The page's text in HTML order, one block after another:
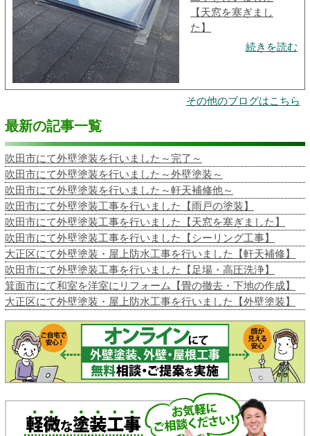
【天窓を塞ぎまし
た】
続きを読む
その他のブログはこちら
最新の記事一覧
吹田市にて外壁塗装を行いました～完了～
吹田市にて外壁塗装を行いました～外壁塗装～
吹田市にて外壁塗装を行いました～軒天補修他～
吹田市にて外壁塗装工事を行いました【雨戸の塗装】
吹田市にて外壁塗装工事を行いました【天窓を塞ぎました】
吹田市にて外壁塗装工事を行いました【シーリング工事】
大正区にて外壁塗装・屋上防水工事を行いました【軒天補修】
吹田市にて外壁塗装工事を行いました【足場・高圧洗浄】
箕面市にて和室を洋室にリフォーム【畳の撤去・下地の作成】
大正区にて外壁塗装・屋上防水工事を行いました【外壁塗装】